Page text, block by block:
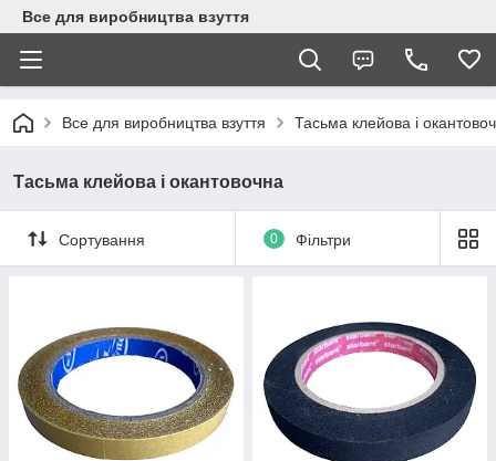
Все для виробництва взуття
Все для виробництва взуття Тасьма клейова і
Тасьма клейова і окантовочна
Сортування 0 Фільтри